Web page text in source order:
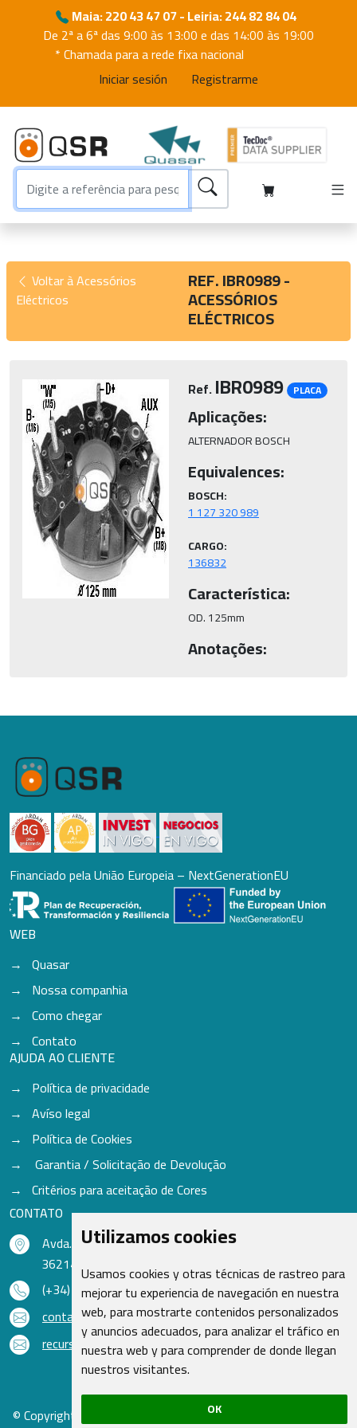
Utilizamos cookies
Usamos cookies y otras técnicas de rastreo para
mejorar tu experiencia de navegación en nuestra
web, para mostrarte contenidos personalizados
y anuncios adecuados, para analizar el tráfico en
nuestra web y para comprender de donde llegan
nuestros visitantes.
OK
Maia: 220 43 47 07 - Leiria: 244 82 84 04
De 2ª a 6ª das 9:00 às 13:00 e das 14:00 às 19:00
* Chamada para a rede fixa nacional
Iniciar sesión
Registrarme
Voltar à Acessórios
Eléctricos
REF. IBR0989 -
ACESSÓRIOS
ELÉCTRICOS
Ref.IBR0989 PLACA
Aplicações:
ALTERNADOR BOSCH
Equivalences:
BOSCH:
CARGO:
136832
Característica:
OD. 125mm
Anotações:
Financiado pela União Europeia – NextGenerationEU
WEB
Quasar
Nossa companhia
Como chegar
Contato
AJUDA AO CLIENTE
Política de privacidade
Avíso legal
Política de Cookies
Garantia / Solicitação de Devolução
Critérios para aceitação de Cores
CONTATO
Avda. do Freixo - Sardoma, 13
36214 Vigo - Pontevedra - Espanha
(+34) 986 48 16 33
contacto@qsr.es
recursoshumanos@qsr.es
© Copyright 2026 - Recambios Quasar S.L. | Todos os direitos